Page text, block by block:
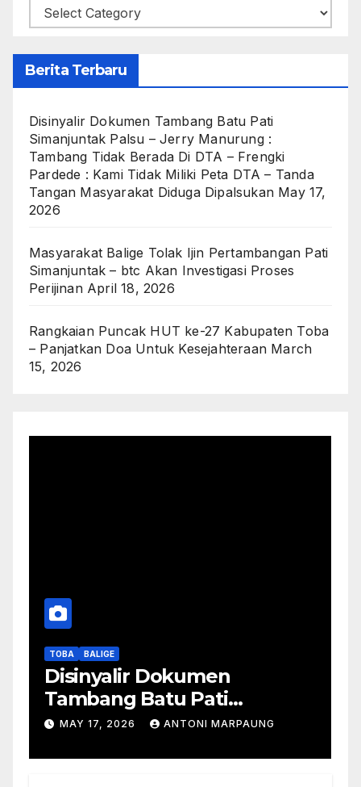
Categories
Berita Terbaru
Disinyalir Dokumen Tambang Batu Pati
Simanjuntak Palsu – Jerry Manurung :
Tambang Tidak Berada Di DTA – Frengki
Pardede : Kami Tidak Miliki Peta DTA – Tanda
Tangan Masyarakat Diduga Dipalsukan May 17,
2026
Masyarakat Balige Tolak Ijin Pertambangan Pati
Simanjuntak – btc Akan Investigasi Proses
Perijinan April 18, 2026
Rangkaian Puncak HUT ke-27 Kabupaten Toba
– Panjatkan Doa Untuk Kesejahteraan March
15, 2026
TOBA BALIGE
Disinyalir Dokumen
Tambang Batu Pati
Simanjuntak Palsu – Jerry
Berada Di DTA – Frengki
MAY 17, 2026 ANTONI MARPAUNG